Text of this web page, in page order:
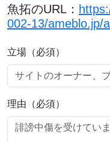
魚拓のURL：
002-13/ameblo.jp/
立場（必須）
理由（必須）